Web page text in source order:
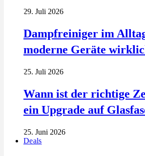
29. Juli 2026
Dampfreiniger im
moderne Geräte
25. Juli 2026
Wann ist der richtige
ein Upgrade auf
25. Juni 2026
Deals